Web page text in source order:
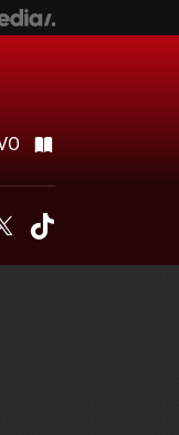
Twitter